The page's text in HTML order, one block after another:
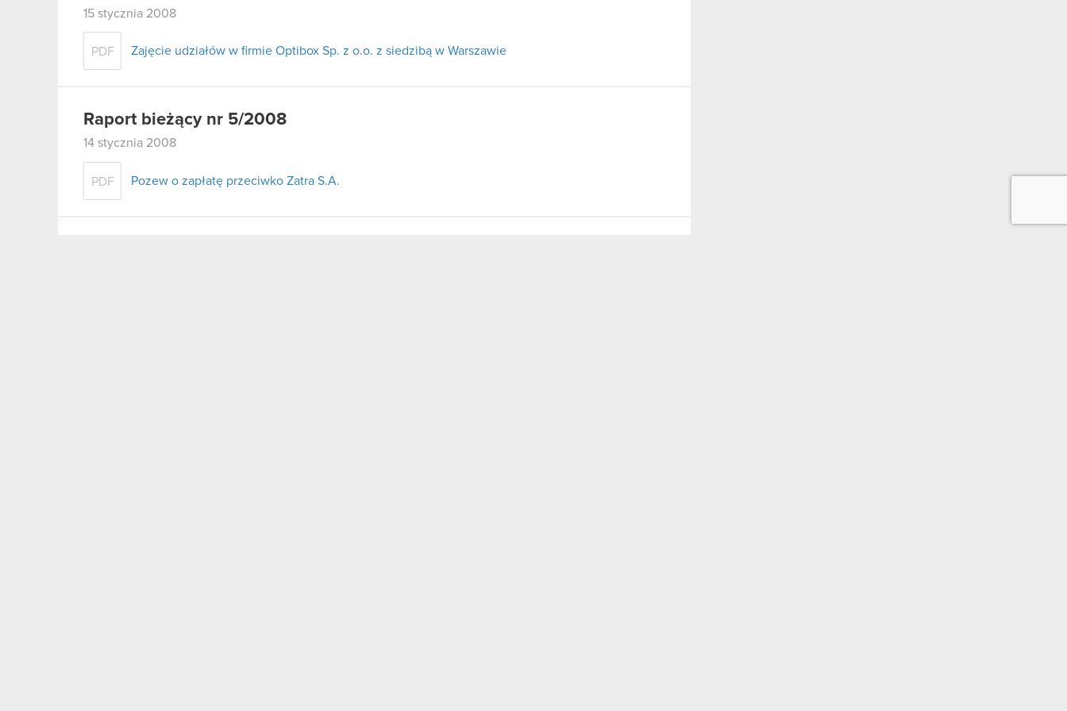
15 stycznia 2008
PDF Zajęcie udziałów w firmie Optibox Sp. z o.o. z siedzibą w Warszawie
Raport bieżący nr 5/2008
14 stycznia 2008
PDF Pozew o zapłatę przeciwko Zatra S.A.